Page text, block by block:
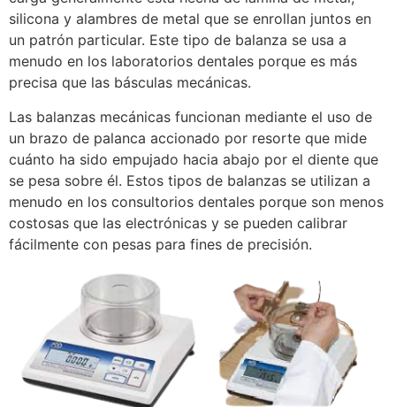
silicona y alambres de metal que se enrollan juntos en
un patrón particular. Este tipo de balanza se usa a
menudo en los laboratorios dentales porque es más
precisa que las básculas mecánicas.
Las balanzas mecánicas funcionan mediante el uso de
un brazo de palanca accionado por resorte que mide
cuánto ha sido empujado hacia abajo por el diente que
se pesa sobre él. Estos tipos de balanzas se utilizan a
menudo en los consultorios dentales porque son menos
costosas que las electrónicas y se pueden calibrar
fácilmente con pesas para fines de precisión.